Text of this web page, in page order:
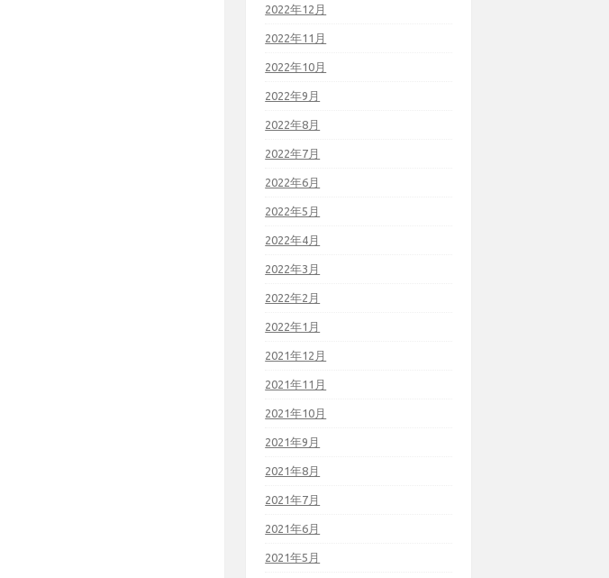
2022年12月
2022年11月
2022年10月
2022年9月
2022年8月
2022年7月
2022年6月
2022年5月
2022年4月
2022年3月
2022年2月
2022年1月
2021年12月
2021年11月
2021年10月
2021年9月
2021年8月
2021年7月
2021年6月
2021年5月